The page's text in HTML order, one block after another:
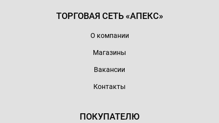
ТОРГОВАЯ СЕТЬ «АПЕКС»
О компании
Магазины
Вакансии
Контакты
ПОКУПАТЕЛЮ